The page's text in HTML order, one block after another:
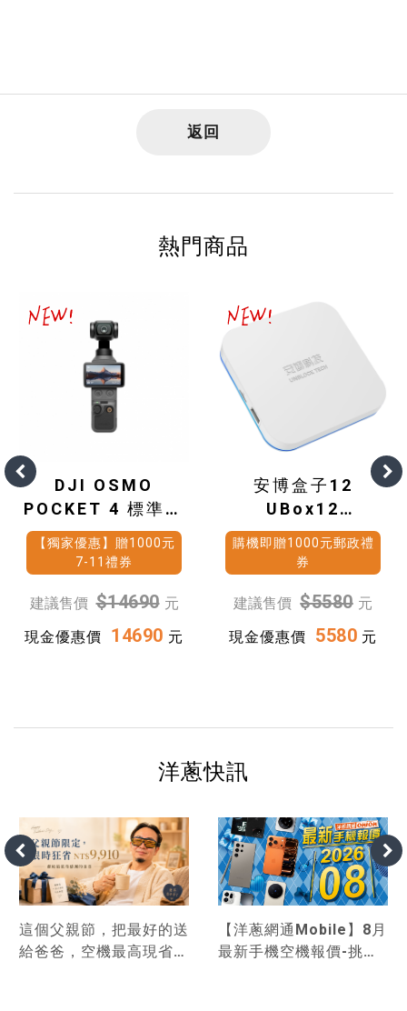
返回
熱門商品
DJI OSMO
POCKET 4 標準套
裝
【獨家優惠】贈1000元
7-11禮券
建議售價 $14690 元
現金優惠價
14690 元
安博盒子12
UBox12
(4G+64G)
購機即贈1000元郵政禮
券
建議售價 $5580 元
現金優惠價
5580 元
洋蔥快訊
這個父親節，把最好的送
給爸爸，空機最高現省
【洋蔥網通Mobile】8月
最新手機空機報價-挑戰